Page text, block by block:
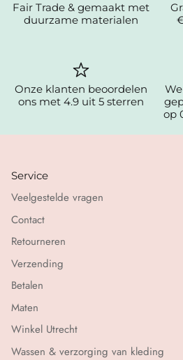
Fair Trade & gemaakt met
duurzame materialen
Onze klanten beoordelen
ons met 4.9 uit 5 sterren
op
Service
Veelgestelde vragen
Contact
Retourneren
Verzending
Betalen
Maten
Winkel Utrecht
Wassen & verzorging van kleding